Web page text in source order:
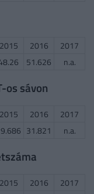
2015 2016
2017
51.626 n.a.
os sávon
2015 2016
2017
31.821 n.a.
2015 2016
2017